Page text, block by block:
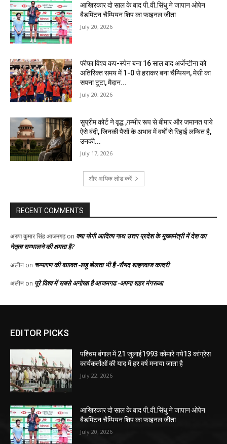
EDITOR PICKS
पश्चिम बंगाल में 21 जुलाई1993 कोमारे गये13 कांग्रेस
कार्यकर्तोओं की याद में हर वर्ष मनाया जाता है
July 22, 2026
आखिरकार दो साल के बाद पी.वी.सिंधु ने जापान ओपेन
बैडमिंटन चैम्पियन शिप का फाइनल जीता
July 20, 2026